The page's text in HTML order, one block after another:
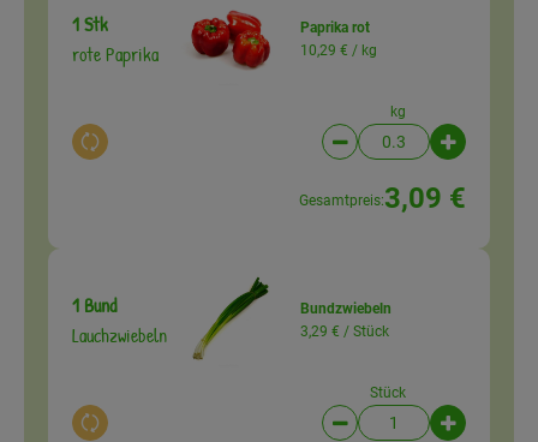
1 Stk
rote Paprika
Auswahl ändern
Paprika rot
10,29 € / kg
kg
Artikelanzahl
Gesamtpreis:3,09 €
1 Bund
Lauchzwiebeln
Auswahl ändern
Bundzwiebeln
3,29 € / Stück
Stück
Artikelanzahl